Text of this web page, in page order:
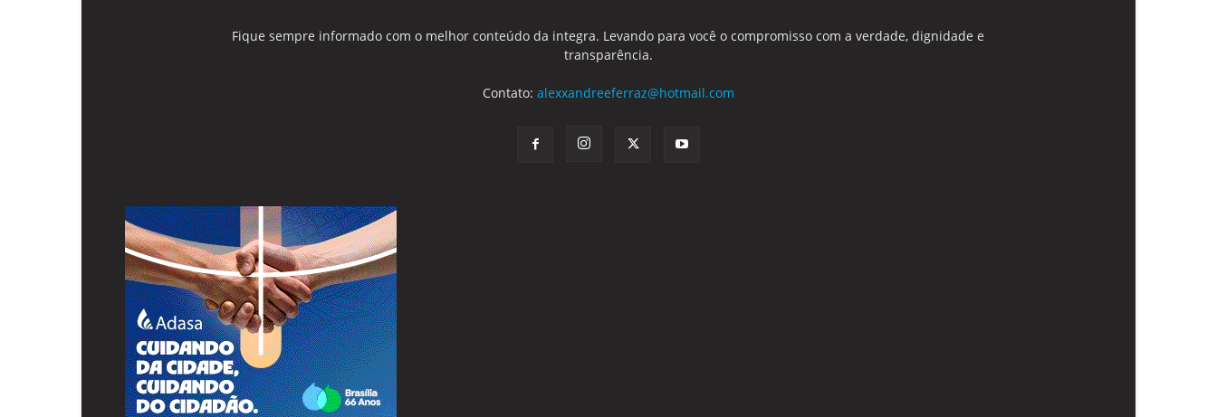
Fique sempre informado com o melhor conteúdo da integra. Levando para você o compromisso com a verdade, dignidade e
transparência.
Contato: alexxandreeferraz@hotmail.com